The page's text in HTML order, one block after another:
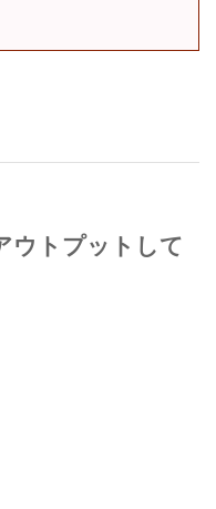
ウトプットして